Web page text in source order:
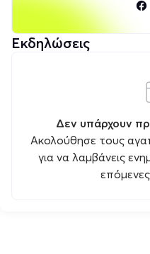
Εκδηλώσεις
Δεν υπάρχουν
Ακολούθησε τους
για να λαμβάνεις